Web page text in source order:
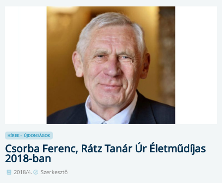
HÍREK – ÚJDONSÁGOK
Csorba Ferenc, Rátz Tanár Úr Életműdíjas
2018-ban
2018/4. Szerkesztő